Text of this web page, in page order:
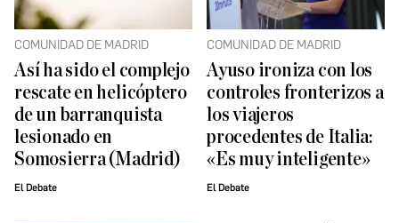
COMUNIDAD DE MADRID
Así ha sido el complejo
rescate en helicóptero
de un barranquista
lesionado en
Somosierra (Madrid)
El Debate
COMUNIDAD DE MADRID
Ayuso ironiza con los
controles fronterizos a
los viajeros
procedentes de Italia:
«Es muy inteligente»
El Debate